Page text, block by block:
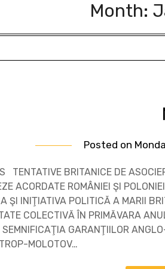
Month:
Posted on
TENTATIVE BRITANICE DE
ACORDATE ROMÂNIEI ŞI
ŞI INIŢIATIVA POLITICĂ A MARII
COLECTIVĂ ÎN PRIMĂVARA
GARANŢIILOR
MOLOTOV…